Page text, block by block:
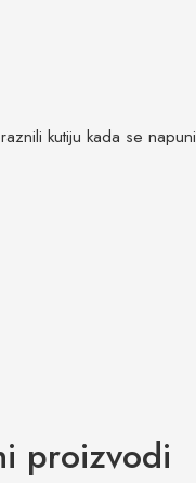
kutiju kada se napuni
proizvodi